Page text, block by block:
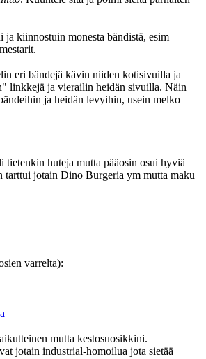
ja kiinnostuin monesta bändistä, esim
eri bändejä kävin niiden kotisivuilla ja
linkkejä ja vierailin heidän sivuilla. Näin
ja heidän levyihin, usein melko
tietenkin huteja mutta pääosin osui hyviä
tarttui jotain Dino Burgeria ym mutta maku
varrelta):
mutta kestosuosikkini.
jotain industrial-homoilua jota sietää